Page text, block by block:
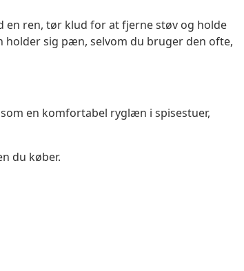
en ren, tør klud for at fjerne støv og holde
sig pæn, selvom du bruger den ofte,
en komfortabel ryglæn i spisestuer,
du køber.